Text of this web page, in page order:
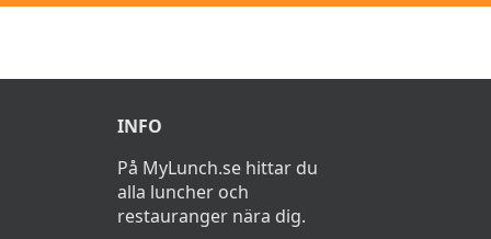
INFO
På MyLunch.se hittar du
alla luncher och
restauranger nära dig.